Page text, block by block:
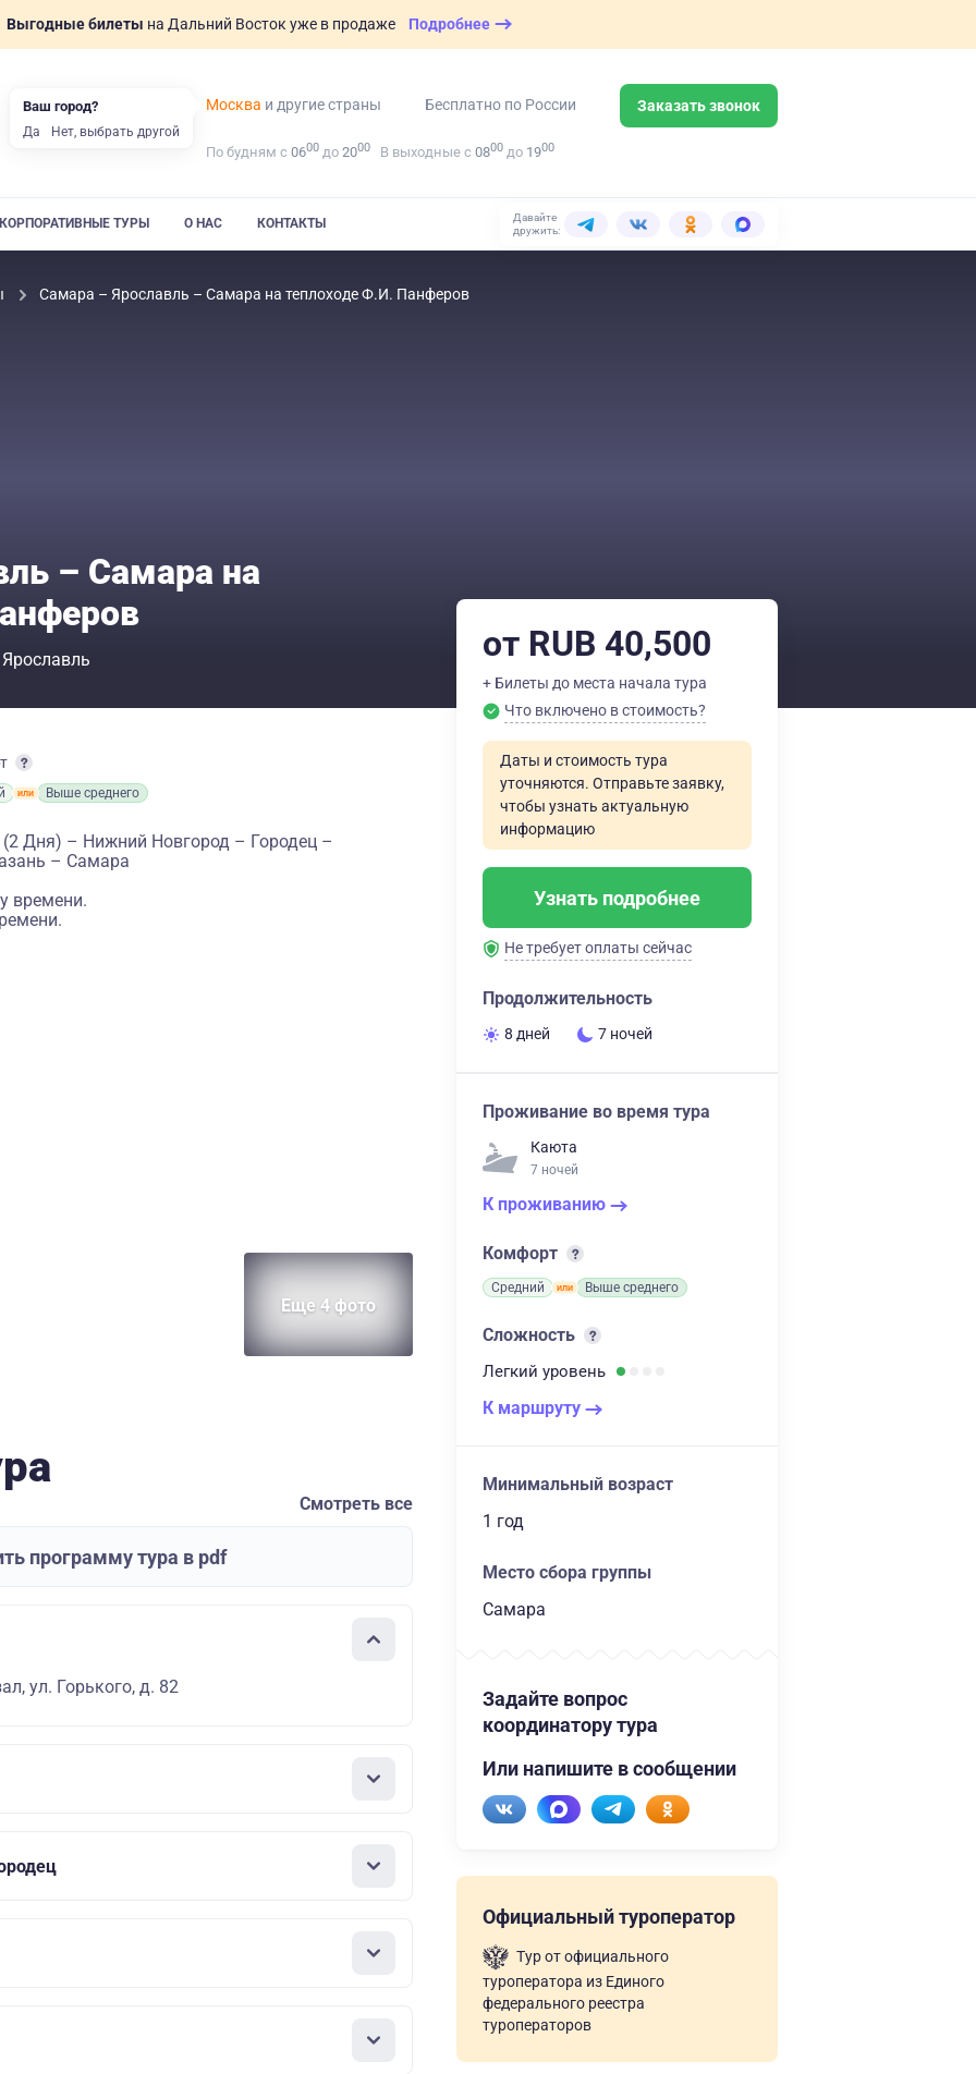
Выгодные билеты на Дальний Восток уже в продаже Подробнее
Москва и другие страны Бесплатно по России Заказать звонок
По будням с 0600 до 2000 В выходные с 0800 до 1900
КОРПОРАТИВНЫЕ ТУРЫ О НАС КОНТАКТЫ
Давайте
дружить:
Самара – Ярославль – Самара на теплоходе Ф.И. Панферов
– Самара на
Ярославль
Выше среднего
Дня) – Нижний Новгород – Городец –
– Самара
времени.
Еще 4 фото
Смотреть все
программу тура в pdf
ул. Горького, д. 82
от RUB 40,500
+ Билеты до места начала тура
Что включено в стоимость?
Даты и стоимость тура
уточняются. Отправьте заявку,
чтобы узнать актуальную
информацию
Узнать подробнее
Не требует оплаты сейчас
Продолжительность
8 дней 7 ночей
Проживание во время тура
Каюта
7 ночей
К проживанию
Комфорт
Средний Выше среднего
Сложность
Легкий уровень
К маршруту
Минимальный возраст
1 год
Место сбора группы
Самара
Задайте вопрос
координатору тура
Или напишите в сообщении
Официальный туроператор
Тур от официального
туроператора из Единого
федерального реестра
туроператоров
Ваш город?
Да Нет, выбрать другой